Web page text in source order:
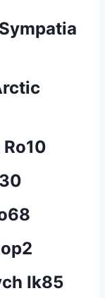
Ik85